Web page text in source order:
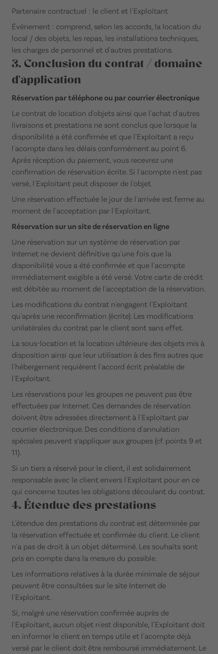
Partenaire contractuel : le client et l'Exploitant
Événement : comprend, selon les accords, la location du
local / des objets, les repas, les installations techniques,
les charges de personnel et d'autres prestations.
3. Conclusion du contrat / domaine
d'application
Réservation par téléphone ou par courrier électronique
Le contrat de location d'objets ainsi que l'achat d'autres
livraisons et prestations ne sont conclus que lorsque la
disponibilité a été confirmée et que l'Exploitant a reçu
l'acompte dans les délais conformément au point 6.
Après réception du paiement, vous recevrez une
confirmation de réservation écrite. Si l'acompte n'est pas
versé, l'Exploitant peut disposer de l'objet.
Une réservation effectuée le jour de l'arrivée est ferme au
moment de l'acceptation par l'Exploitant.
Réservation sur un site de réservation en ligne
Une réservation sur un système de réservation par
Internet ne devient définitive qu'une fois que la
disponibilité vous a été confirmée et que l'acompte
immédiatement exigible a été versé. Votre carte de crédit
est débitée au moment de l'acceptation de la réservation.
Les modifications du contrat n'engagent l'Exploitant
qu'après une reconfirmation (écrite). Les modifications
unilatérales du contrat par le client sont sans effet.
La sous-location et la location ultérieure des objets mis à
disposition ainsi que leur utilisation à des fins autres que
l'hébergement requièrent l'accord écrit préalable de
l'Exploitant.
Les réservations pour les groupes ne peuvent pas être
effectuées par Internet. Ces demandes de réservation
doivent être adressées directement à l'Exploitant par
courrier électronique. Des conditions d'annulation
spéciales peuvent s’appliquer aux groupes (cf. points 9 et
11).
Si un tiers a réservé pour le client, il est solidairement
responsable avec le client envers l'Exploitant pour en ce
qui concerne toutes les obligations découlant du contrat.
4. Étendue des prestations
L'étendue des prestations du contrat est déterminée par
la réservation effectuée et confirmée du client. Le client
n'a pas de droit à un objet déterminé. Les souhaits sont
pris en compte dans la mesure du possible.
Les informations relatives à la durée minimale de séjour
peuvent être consultées sur le site Internet de
l'Exploitant.
Si, malgré une réservation confirmée auprès de
l'Exploitant, aucun objet n'est disponible, l'Exploitant doit
en informer le client en temps utile et l'acompte déjà
versé par le client doit être remboursé immédiatement. Le